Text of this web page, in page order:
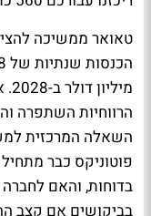
טאואר ממשיכה
הרווחיות השתפרה
השאלה המרכזית
פוטוניקס כבר
בדוחות, והאם
בביקושים אם קצב